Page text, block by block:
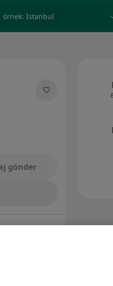
örnek: İstanbul
gönder
(43)